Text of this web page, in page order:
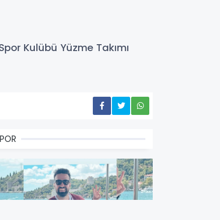
Kulübü Yüzme Takımı